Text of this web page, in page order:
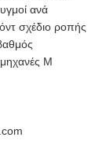
ανά
σχέδιο ροπής
Μ